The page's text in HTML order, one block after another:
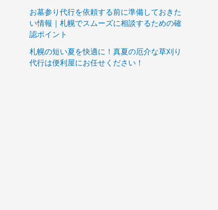
お墓参り代行を依頼する前に準備しておきた
い情報｜札幌でスムーズに相談するための確
認ポイント
札幌の短い夏を快適に！真夏の厄介な草刈り
代行は便利屋にお任せください！